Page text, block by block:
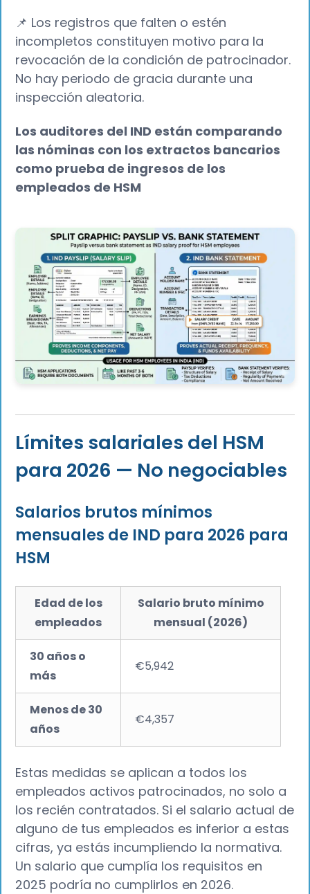
📌 Los registros que falten o estén
incompletos constituyen motivo para la
revocación de la condición de patrocinador.
No hay periodo de gracia durante una
inspección aleatoria.
Los auditores del IND están comparando
las nóminas con los extractos bancarios
como prueba de ingresos de los
empleados de HSM
Límites salariales del HSM
para 2026 — No negociables
Salarios brutos mínimos
mensuales de IND para 2026 para
HSM
Edad de los
empleados
Salario bruto mínimo
mensual (2026)
30 años o
más
€5,942
Menos de 30
años
€4,357
Estas medidas se aplican a todos los
empleados activos patrocinados, no solo a
los recién contratados. Si el salario actual de
alguno de tus empleados es inferior a estas
cifras, ya estás incumpliendo la normativa.
Un salario que cumplía los requisitos en
2025 podría no cumplirlos en 2026.